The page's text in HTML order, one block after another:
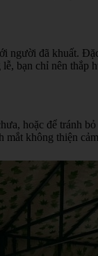
đã khuất.
bạn chỉ nên
hoặc để tránh
mắt không thiện